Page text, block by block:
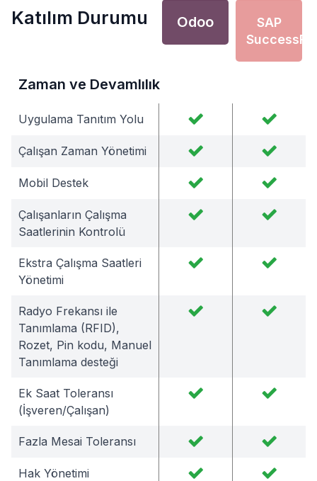
Katılım Durumu Odoo
SAP
Zaman ve Devamlılık
Uygulama Tanıtım Yolu
Çalışan Zaman Yönetimi
Mobil Destek
Çalışanların Çalışma
Saatlerinin Kontrolü
Ekstra Çalışma Saatleri
Yönetimi
Radyo Frekansı ile
Tanımlama (RFID),
Rozet, Pin kodu, Manuel
Tanımlama desteği
Ek Saat Toleransı
(İşveren/Çalışan)
Fazla Mesai Toleransı
Hak Yönetimi